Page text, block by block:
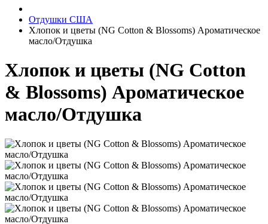
Отдушки США
Хлопок и цветы (NG Cotton & Blossoms) Ароматическое
масло/Отдушка
Хлопок и цветы (NG Cotton
& Blossoms) Ароматическое
масло/Отдушка